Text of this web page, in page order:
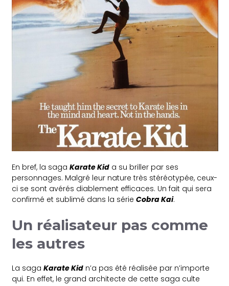
En bref, la sagaKarate Kid a su briller par ses
personnages. Malgré leur nature très stéréotypée, ceux-
ci se sont avérés diablement efficaces. Un fait qui sera
confirmé et sublimé dans la sérieCobra Kai.
Un réalisateur pas comme
les autres
La sagaKarate Kid n’a pas été réalisée par n’importe
qui. En effet, le grand architecte de cette saga culte